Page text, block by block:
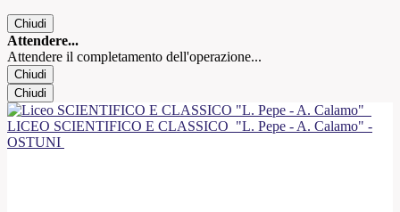
Chiudi
Attendere...
Attendere il completamento dell'operazione...
Chiudi
Chiudi
LICEO SCIENTIFICO E CLASSICO "L. Pepe - A. Calamo" -
OSTUNI